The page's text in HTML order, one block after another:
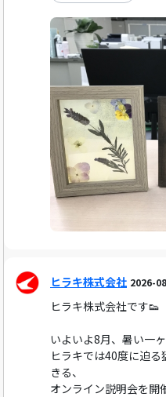
ヒラキ株式会社 2026-
ヒラキ株式会社です👟
いよいよ8月、暑い一
ヒラキでは40度に迫
きる、
オンライン説明会を開